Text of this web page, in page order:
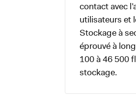
contact avec
utilisateurs et
Stockage à
éprouvé à
100 à 46 500
stockage.